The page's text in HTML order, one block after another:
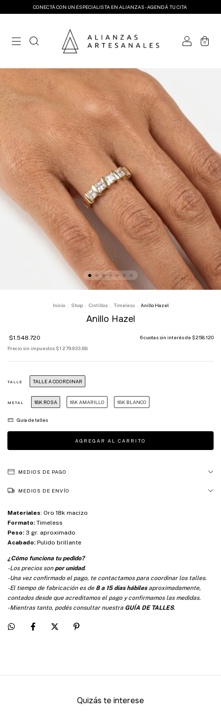
CONECTÁ CON UN ESPECIALISTA EN ALIANZAS - AGENDÁ TU CITA
0
Inicio Shop Cintillos Timeless Anillo Hazel
Anillo Hazel
$1.548.720 6cuotas sin interés de $258.120
Precio sin impuestos $1.279.933,88
TALLE TALLE A COORDINAR
METAL 18K ROSA 18K AMARILLO 18K BLANCO
Guía de talles
MEDIOS DE PAGO
MEDIOS DE ENVÍO
Materiales: Oro 18k macizo
Formato: Timeless
Peso: 3 gr. aproximado
Acabado: Pulido brillante
¿Cómo funciona tu pedido?
-Los precios sonpor unidad.
-Una vez confirmado el pago, te contactamos para coordinar los talles.
-El tiempo de fabricación es de 8 a 15 días hábilesaproximadamente,
contados desde que acreditamos el pago y confirmamos las medidas.
-Mientras tanto, podés consultar nuestra GUÍA DE TALLES.
Quizás te interese